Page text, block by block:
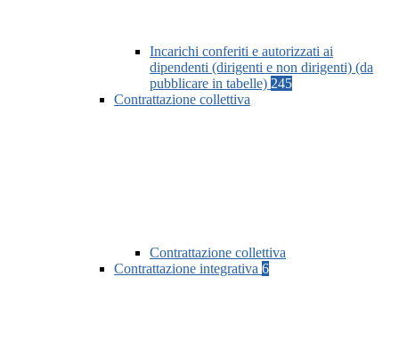
Incarichi conferiti e autorizzati ai
dipendenti (dirigenti e non dirigenti) (da
pubblicare in tabelle) 245
Contrattazione collettiva
Contrattazione collettiva
Contrattazione integrativa 6